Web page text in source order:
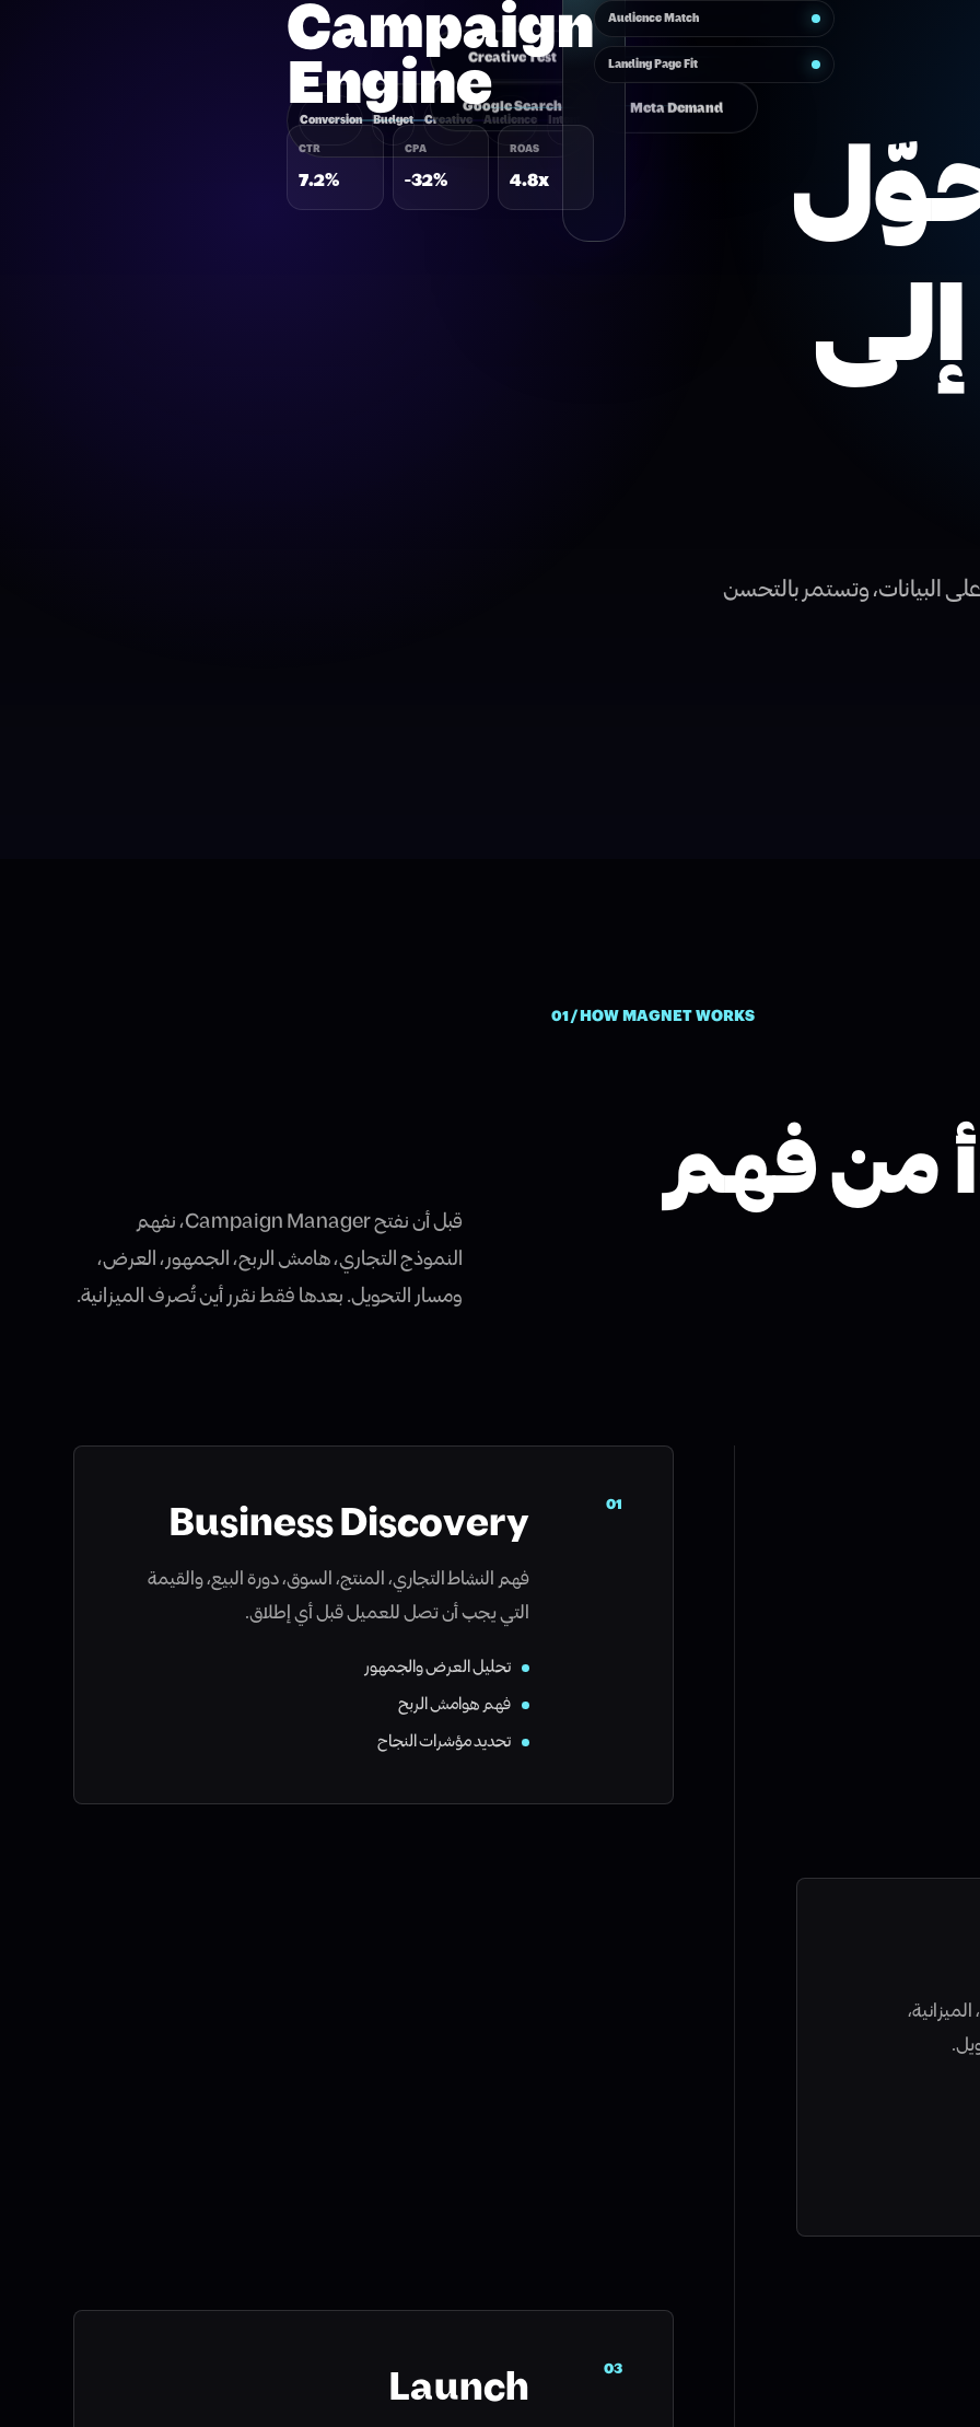
البيانات، وتستمر بالتحسن
Intent
Audience
Creative
Budget
Conversion
Google Search Meta Demand
Creative Test
Campaign
Engine
ROAS
4.8x
CPA
-32%
CTR
7.2%
Audience Match
Landing Page Fit
01 / HOW MAGNET WORKS
من فهم
قبل أن نفتح Campaign Manager، نفهم
النموذج التجاري، هامش الربح، الجمهور، العرض،
ومسار التحويل. بعدها فقط نقرر أين تُصرف الميزانية.
01
Business Discovery
فهم النشاط التجاري، المنتج، السوق، دورة البيع، والقيمة
التي يجب أن تصل للعميل قبل أي إطلاق.
تحليل العرض والجمهور
فهم هوامش الربح
تحديد مؤشرات النجاح
03
Launch